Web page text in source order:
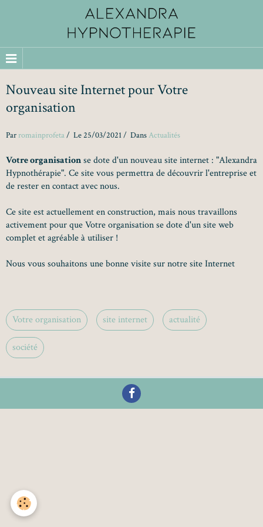
Nouveau site Internet pour Votre
organisation
Par romainprofeta Le 25/03/2021 DansActualités
Votre organisationse dote d'un nouveau site internet : "Alexandra
Hypnothérapie". Ce site vous permettra de découvrir l'entreprise et
de rester en contact avec nous.
Ce site est actuellement en construction, mais nous travaillons
activement pour que Votre organisation se dote d'un site web
complet et agréable à utiliser !
Nous vous souhaitons une bonne visite sur notre site Internet
Votre organisation site internet actualité
société